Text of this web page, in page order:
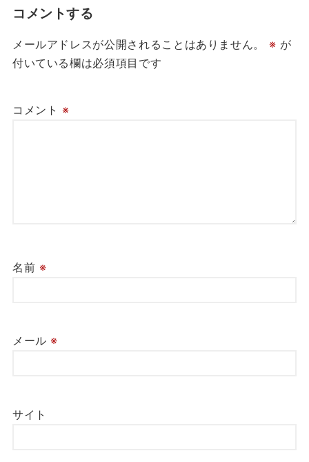
コメントする
メールアドレスが公開されることはありません。 ※ が
付いている欄は必須項目です
コメント ※
名前 ※
メール ※
サイト